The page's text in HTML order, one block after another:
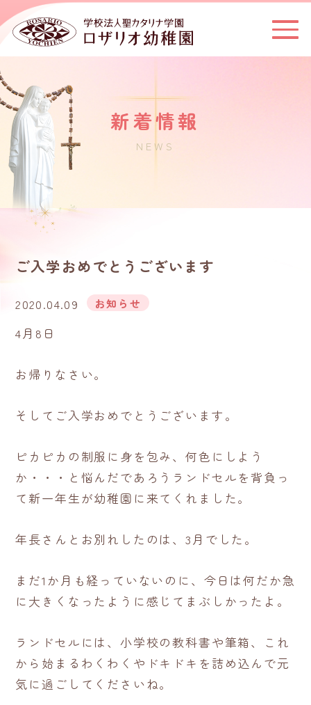
新着情報
NEWS
ご入学おめでとうございます
2020.04.09 お知らせ
4月8日
お帰りなさい。
そしてご入学おめでとうございます。
ピカピカの制服に身を包み、何色にしよう
か・・・と悩んだであろうランドセルを背負っ
て新一年生が幼稚園に来てくれました。
年長さんとお別れしたのは、3月でした。
まだ1か月も経っていないのに、今日は何だか急
に大きくなったように感じてまぶしかったよ。
ランドセルには、小学校の教科書や筆箱、これ
から始まるわくわくやドキドキを詰め込んで元
気に過ごしてくださいね。